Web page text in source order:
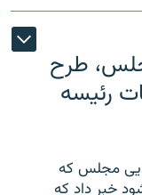
طرح
رئیسه
مجلس که
خبر داد که